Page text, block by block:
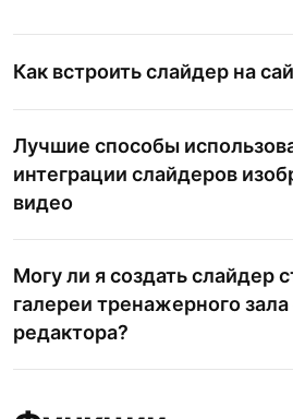
Как встроить слайдер на
Лучшие способы
интеграции слайдеров
видео
Могу ли я создать слайдер
галереи тренажерного
редактора?